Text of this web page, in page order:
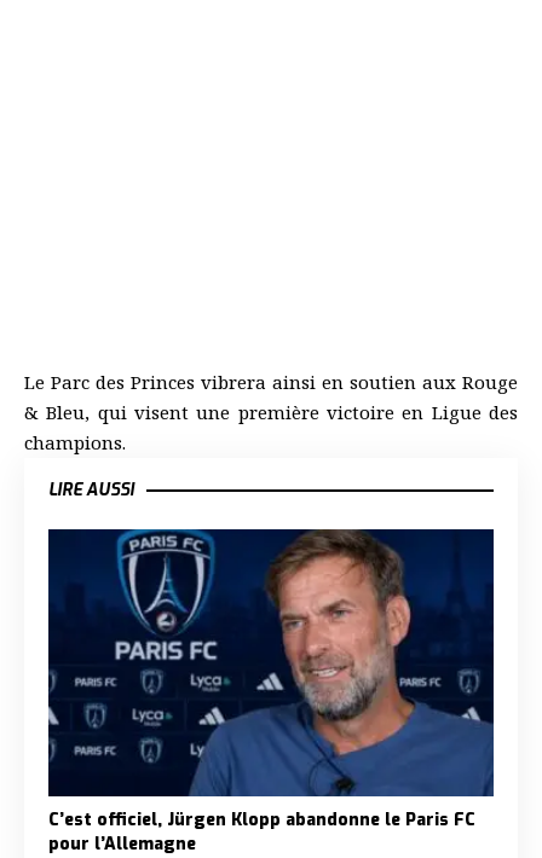
Le Parc des Princes vibrera ainsi en soutien aux Rouge
& Bleu, qui visent une première victoire en Ligue des
champions.
LIRE AUSSI
C’est officiel, Jürgen Klopp abandonne le Paris FC
pour l’Allemagne